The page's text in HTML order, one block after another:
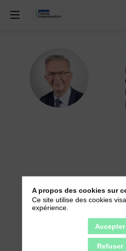
FB
A propos des cookies sur
Ce site utilise des cookies
expérience.
Accepter
Refuser